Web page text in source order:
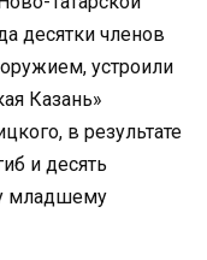
десятки членов
устроили
Казань»
в результате
и десять
младшему